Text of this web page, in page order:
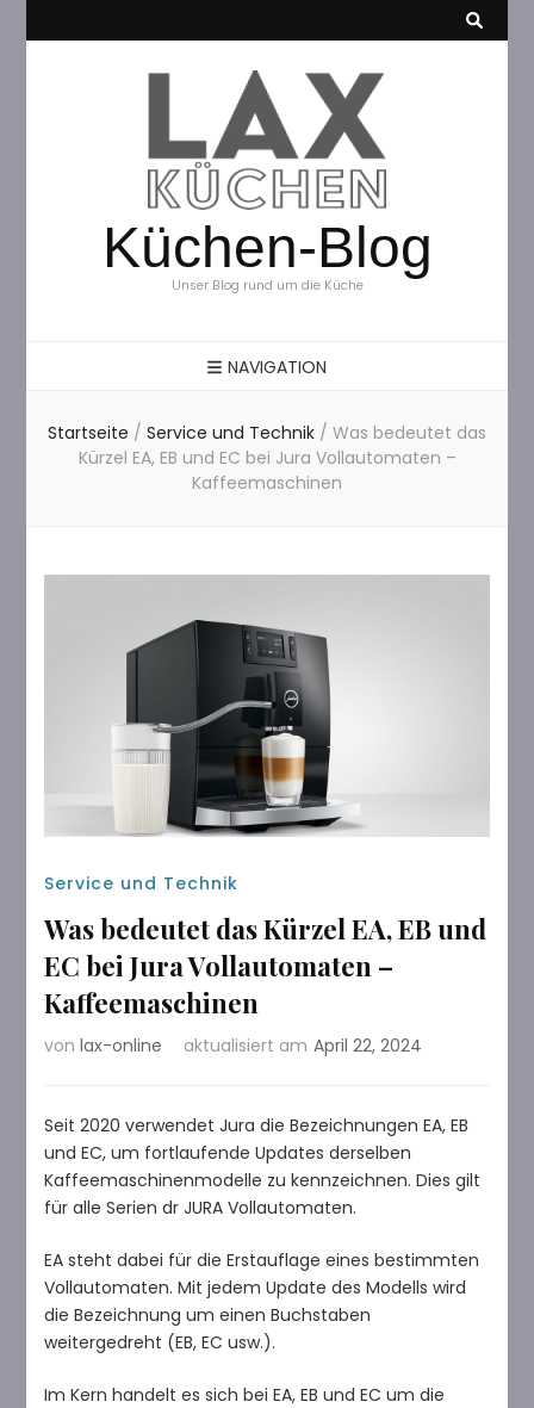
Küchen-Blog
Unser Blog rund um die Küche
NAVIGATION
Startseite / Service und Technik / Was bedeutet das
Kürzel EA, EB und EC bei Jura Vollautomaten –
Kaffeemaschinen
Service und Technik
Was bedeutet das Kürzel EA, EB und
EC bei Jura Vollautomaten –
Kaffeemaschinen
vonlax-online aktualisiert am April 22, 2024
Seit 2020 verwendet Jura die Bezeichnungen EA, EB
und EC, um fortlaufende Updates derselben
Kaffeemaschinenmodelle zu kennzeichnen. Dies gilt
für alle Serien dr JURA Vollautomaten.
EA steht dabei für die Erstauflage eines bestimmten
Vollautomaten. Mit jedem Update des Modells wird
die Bezeichnung um einen Buchstaben
weitergedreht (EB, EC usw.).
Im Kern handelt es sich bei EA, EB und EC um die